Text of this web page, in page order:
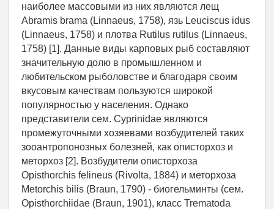
наиболее массовыми из них являются лещ
Abramis brama (Linnaeus, 1758), язь Leuciscus idus
(Linnaeus, 1758) и плотва Rutilus rutilus (Linnaeus,
1758) [1]. Данные виды карповых рыб составляют
значительную долю в промышленном и
любительском рыболовстве и благодаря своим
вкусовым качествам пользуются широкой
популярностью у населения. Однако
представители сем. Cyprinidae являются
промежуточными хозяевами возбудителей таких
зооантропонозных болезней, как описторхоз и
меторхоз [2]. Возбудители описторхоза
Opisthorchis felineus (Rivolta, 1884) и меторхоза
Metorchis bilis (Braun, 1790) - биогельминты (сем.
Opisthorchiidae (Braun, 1901), класс Trematoda